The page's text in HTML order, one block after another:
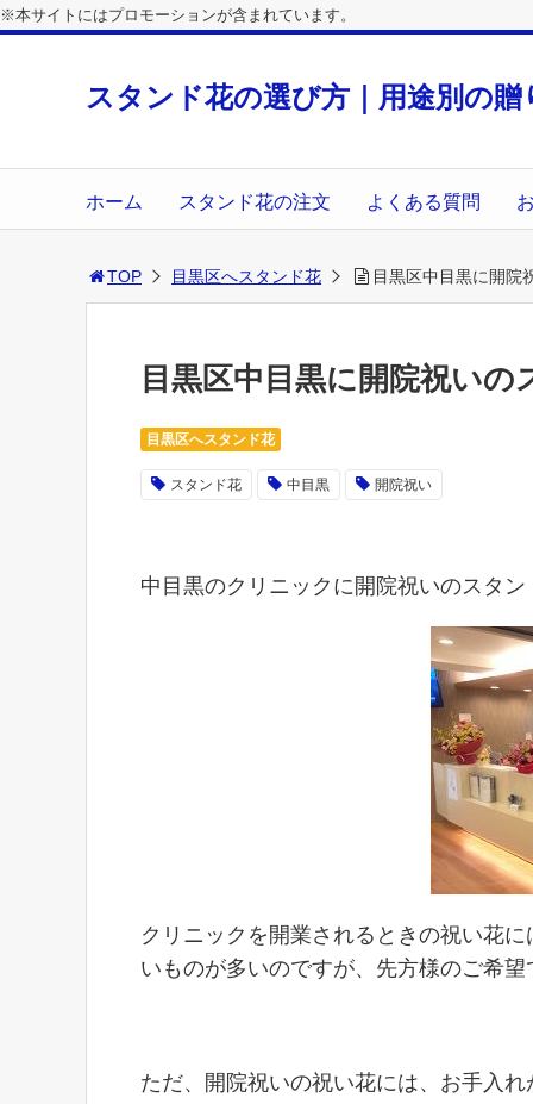
※本サイトにはプロモーションが含まれています。
スタンド花の選び方｜用途別の贈
ホーム スタンド花の注文 よくある質問
TOP 目黒区へスタンド花 目黒区中目黒に開院
目黒区中目黒に開院祝いの
目黒区へスタンド花
スタンド花 中目黒 開院祝い
中目黒のクリニックに開院祝いのスタ
クリニックを開業されるときの祝い花
いものが多いのですが、先方様のご希
ただ、開院祝いの祝い花には、お手入